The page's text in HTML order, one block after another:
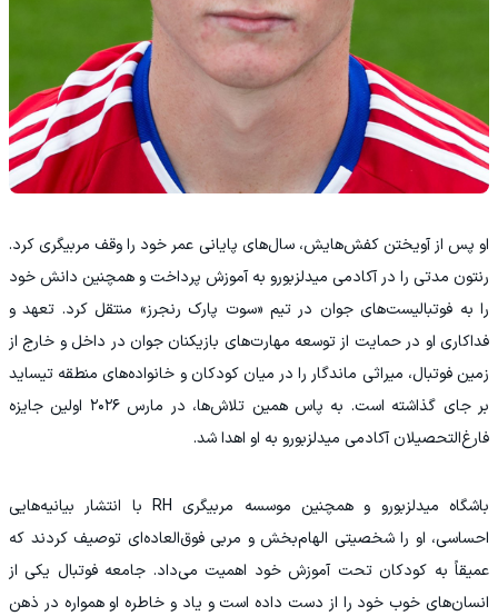
او پس از آویختن کفش‌هایش، سال‌های پایانی عمر خود را وقف مربیگری کرد.
رنتون مدتی را در آکادمی میدلزبورو به آموزش پرداخت و همچنین دانش خود
را به فوتبالیست‌های جوان در تیم «سوت پارک رنجرز» منتقل کرد. تعهد و
فداکاری او در حمایت از توسعه مهارت‌های بازیکنان جوان در داخل و خارج از
زمین فوتبال، میراثی ماندگار را در میان کودکان و خانواده‌های منطقه تیساید
بر جای گذاشته است. به پاس همین تلاش‌ها، در مارس ۲۰۲۶ اولین جایزه
فارغ‌التحصیلان آکادمی میدلزبورو به او اهدا شد.
باشگاه میدلزبورو و همچنین موسسه مربیگری RH با انتشار بیانیه‌هایی
احساسی، او را شخصیتی الهام‌بخش و مربی فوق‌العاده‌ای توصیف کردند که
عمیقاً به کودکان تحت آموزش خود اهمیت می‌داد. جامعه فوتبال یکی از
انسان‌های خوب خود را از دست داده است و یاد و خاطره او همواره در ذهن